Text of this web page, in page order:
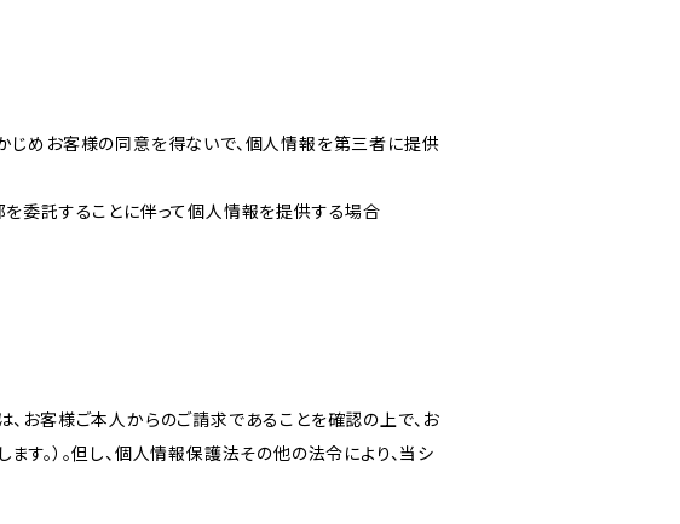
じめお客様の同意を得ないで、個人情報を第三者に提供
委託することに伴って個人情報を提供する場合
お客様ご本人からのご請求であることを確認の上で、お
。）。但し、個人情報保護法その他の法令により、当シ